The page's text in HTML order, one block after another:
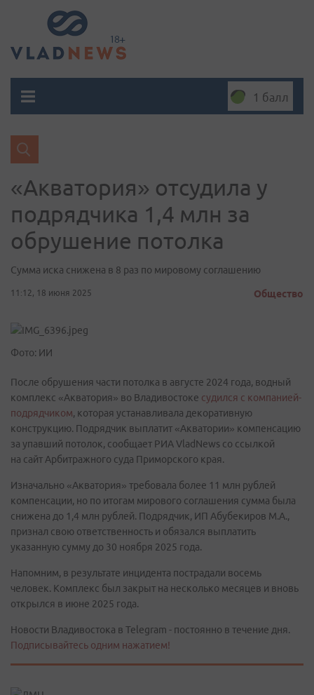
1 балл
«Акватория» отсудила у
подрядчика 1,4 млн за
обрушение потолка
Сумма иска снижена в 8 раз по мировому соглашению
11:12, 18 июня 2025 Общество
Фото: ИИ
После обрушения части потолка в августе 2024 года, водный
комплекс «Акватория» во Владивостоке судился с компанией-
подрядчиком, которая устанавливала декоративную
конструкцию. Подрядчик выплатит «Акватории» компенсацию
за упавший потолок, сообщает РИА VladNews со ссылкой
на сайт Арбитражного суда Приморского края.
Изначально «Акватория» требовала более 11 млн рублей
компенсации, но по итогам мирового соглашения сумма была
снижена до 1,4 млн рублей. Подрядчик, ИП Абубекиров М.А.,
признал свою ответственность и обязался выплатить
указанную сумму до 30 ноября 2025 года.
Напомним, в результате инцидента пострадали восемь
человек. Комплекс был закрыт на несколько месяцев и вновь
открылся в июне 2025 года.
Новости Владивостока в Telegram - постоянно в течение дня.
Подписывайтесь одним нажатием!